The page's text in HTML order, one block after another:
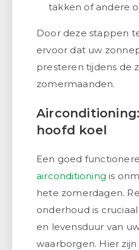
takken of andere
Door deze stappen
ervoor dat uw
presteren tijdens de
zomermaanden.
hoofd koel
Een goed
airconditioning is
hete zomerdagen.
onderhoud is
en levensduur van
waarborgen. Hier